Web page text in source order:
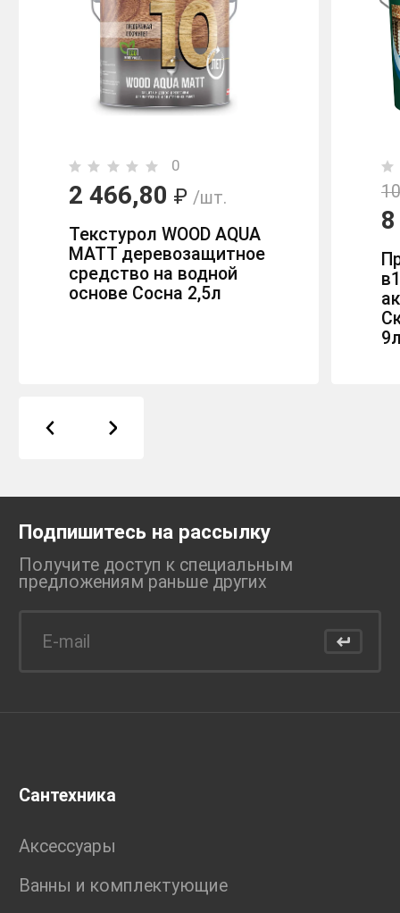
0
2 466,80 ₽ /шт.
Текстурол WOOD AQUA
MATT деревозащитное
средство на водной
основе Сосна 2,5л
Подпишитесь на рассылку
Получите доступ к специальным
предложениям раньше других
Сантехника
Аксессуары
Ванны и комплектующие